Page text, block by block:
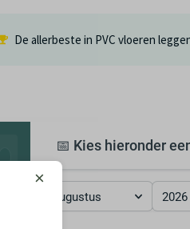
De allerbeste in PVC vloeren
📅 Kies hieronder
augustus 2026
×